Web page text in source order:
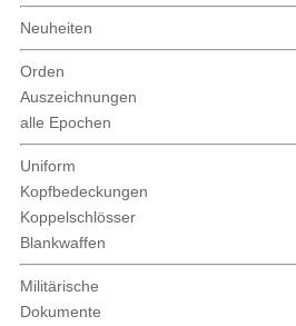
Neuheiten
Orden
Auszeichnungen
alle Epochen
Uniform
Kopfbedeckungen
Koppelschlösser
Blankwaffen
Militärische
Dokumente